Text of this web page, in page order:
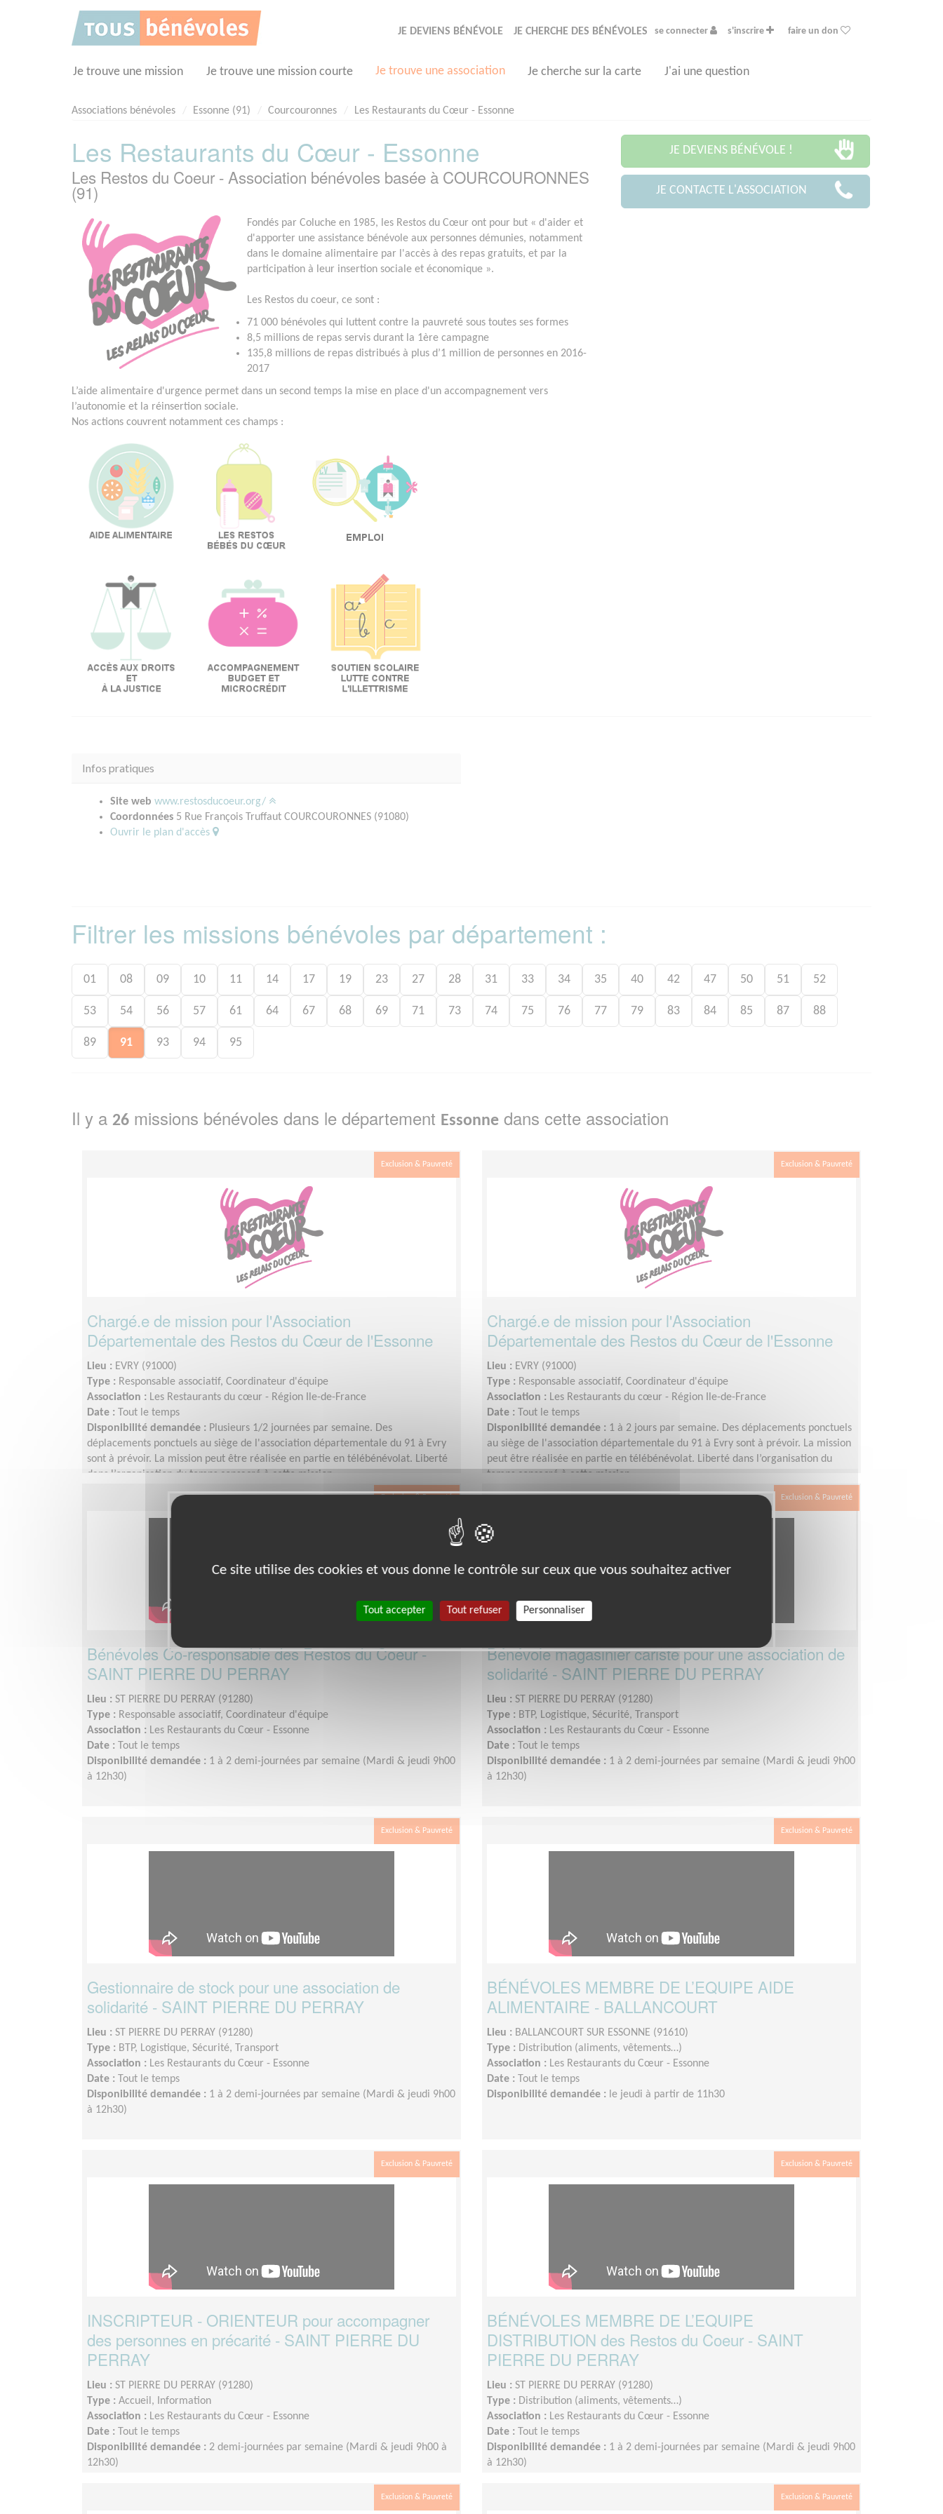
JE DEVIENS BÉNÉVOLE JE CHERCHE DES BÉNÉVOLES se connecter s'inscrire faire un don
Je trouve une mission Je trouve une mission courte Je trouve une association Je cherche sur la carte J'ai une question
Associations bénévoles Essonne (91) Courcouronnes Les Restaurants du Cœur - Essonne
Les Restaurants du Cœur - Essonne
Les Restos du Coeur - Association bénévoles basée à COURCOURONNES
(91)
Fondés par Coluche en 1985, les Restos du Cœur ont pour but « d'aider et
d'apporter une assistance bénévole aux personnes démunies, notamment
dans le domaine alimentaire par l'accès à des repas gratuits, et par la
participation à leur insertion sociale et économique ».
Les Restos du coeur, ce sont :
71 000 bénévoles qui luttent contre la pauvreté sous toutes ses formes
8,5 millions de repas servis durant la 1ère campagne
135,8 millions de repas distribués à plus d’1 million de personnes en 2016-
2017
L’aide alimentaire d'urgence permet dans un second temps la mise en place d'un accompagnement vers
l’autonomie et la réinsertion sociale.
Nos actions couvrent notamment ces champs :
JE DEVIENS BÉNÉVOLE !
JE CONTACTE L'ASSOCIATION
Infos pratiques
Site web www.restosducoeur.org/
Coordonnées 5 Rue François Truffaut COURCOURONNES (91080)
Ouvrir le plan d'accès
Filtrer les missions bénévoles par département :
01 08 09 10 11 14 17 19 23 27 28 31 33 34 35 40 42 47 50 51 52
53 54 56 57 61 64 67 68 69 71 73 74 75 76 77 79 83 84 85 87 88
89 91 93 94 95
Il y a 26 missions bénévoles dans le département Essonne dans cette association
Exclusion & Pauvreté
Chargé.e de mission pour l'Association
Départementale des Restos du Cœur de l'Essonne
Lieu : EVRY (91000)
Type : Responsable associatif, Coordinateur d'équipe
Association : Les Restaurants du cœur - Région Ile-de-France
Date :
Tout le temps
Disponibilité demandée : Plusieurs 1/2 journées par semaine. Des
déplacements ponctuels au siège de l'association départementale du 91 à Evry
sont à prévoir. La mission peut être réalisée en partie en télébénévolat. Liberté
dans l’organisation du temps consacré à cette mission.
Exclusion & Pauvreté
Chargé.e de mission pour l'Association
Départementale des Restos du Cœur de l'Essonne
Lieu : EVRY (91000)
Type : Responsable associatif, Coordinateur d'équipe
Association : Les Restaurants du cœur - Région Ile-de-France
Date :
Tout le temps
Disponibilité demandée : 1 à 2 jours par semaine. Des déplacements ponctuels
au siège de l'association départementale du 91 à Evry sont à prévoir. La mission
peut être réalisée en partie en télébénévolat. Liberté dans l’organisation du
temps consacré à cette mission.
Exclusion & Pauvreté
Bénévoles Co-responsable des Restos du Coeur -
SAINT PIERRE DU PERRAY
Lieu : ST PIERRE DU PERRAY (91280)
Type : Responsable associatif, Coordinateur d'équipe
Association : Les Restaurants du Cœur - Essonne
Date :
Tout le temps
Disponibilité demandée : 1 à 2 demi-journées par semaine (Mardi & jeudi 9h00
à 12h30)
Exclusion & Pauvreté
Bénévole magasinier cariste pour une association de
solidarité - SAINT PIERRE DU PERRAY
Lieu : ST PIERRE DU PERRAY (91280)
Type : BTP, Logistique, Sécurité, Transport
Association : Les Restaurants du Cœur - Essonne
Date :
Tout le temps
Disponibilité demandée : 1 à 2 demi-journées par semaine (Mardi & jeudi 9h00
à 12h30)
Exclusion & Pauvreté
Gestionnaire de stock pour une association de
solidarité - SAINT PIERRE DU PERRAY
Lieu : ST PIERRE DU PERRAY (91280)
Type : BTP, Logistique, Sécurité, Transport
Association : Les Restaurants du Cœur - Essonne
Date :
Tout le temps
Disponibilité demandée : 1 à 2 demi-journées par semaine (Mardi & jeudi 9h00
à 12h30)
Exclusion & Pauvreté
BÉNÉVOLES MEMBRE DE L’EQUIPE AIDE
ALIMENTAIRE - BALLANCOURT
Lieu : BALLANCOURT SUR ESSONNE (91610)
Type : Distribution (aliments, vêtements…)
Association : Les Restaurants du Cœur - Essonne
Date :
Tout le temps
Disponibilité demandée : le jeudi à partir de 11h30
Exclusion & Pauvreté
INSCRIPTEUR - ORIENTEUR pour accompagner
des personnes en précarité - SAINT PIERRE DU
PERRAY
Lieu : ST PIERRE DU PERRAY (91280)
Type : Accueil, Information
Association : Les Restaurants du Cœur - Essonne
Date :
Tout le temps
Disponibilité demandée : 2 demi-journées par semaine (Mardi & jeudi 9h00 à
12h30)
Exclusion & Pauvreté
BÉNÉVOLES MEMBRE DE L’EQUIPE
DISTRIBUTION des Restos du Coeur - SAINT
PIERRE DU PERRAY
Lieu : ST PIERRE DU PERRAY (91280)
Type : Distribution (aliments, vêtements…)
Association : Les Restaurants du Cœur - Essonne
Date :
Tout le temps
Disponibilité demandée : 1 à 2 demi-journées par semaine (Mardi & jeudi 9h00
à 12h30)
Exclusion & Pauvreté Exclusion & Pauvreté
Ce site utilise des cookies et vous donne le contrôle sur ceux que vous souhaitez activer
Tout accepter Tout refuser Personnaliser